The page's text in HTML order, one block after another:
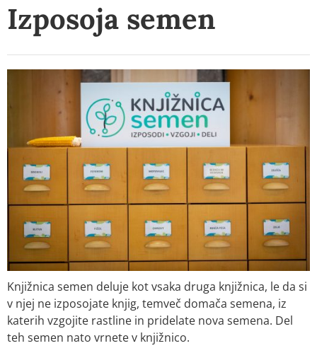
Izposoja semen
Knjižnica semen deluje kot vsaka druga knjižnica, le da si
v njej ne izposojate knjig, temveč domača semena, iz
katerih vzgojite rastline in pridelate nova semena. Del
teh semen nato vrnete v knjižnico.